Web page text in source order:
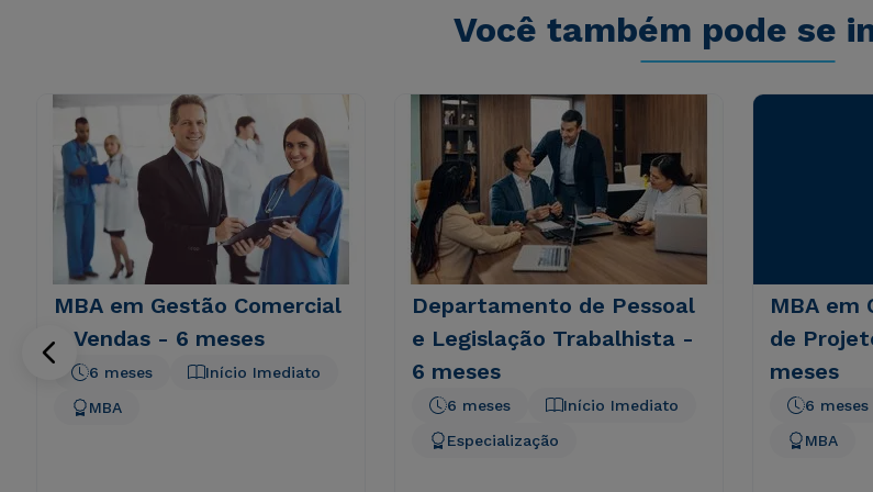
Você também pode se
MBA em Gestão Comercial
e Vendas - 6 meses
Início Imediato
6 meses
MBA
Departamento de Pessoal
e Legislação Trabalhista -
6 meses
Início Imediato
6 meses
Especialização
MBA em
de
meses
6 meses
MBA